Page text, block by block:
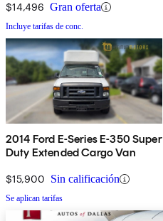
Door
$14,496 Gran oferta
Incluye tarifas de conc.
2014 Ford E-Series E-350 Super
Duty Extended Cargo Van
$15,900 Sin calificación
Se aplican tarifas